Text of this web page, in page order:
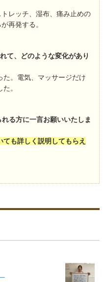
レッチ、湿布、痛み止めの
再発する。
て、どのような変化があり
。電気、マッサージだけ
。
る方に一言お願いいたしま
も詳しく説明してもらえ